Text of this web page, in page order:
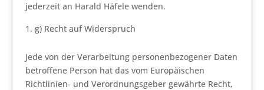
jederzeit an Harald Häfele wenden.
g) Recht auf Widerspruch
Jede von der Verarbeitung personenbezogener Daten
betroffene Person hat das vom Europäischen
Richtlinien- und Verordnungsgeber gewährte Recht,